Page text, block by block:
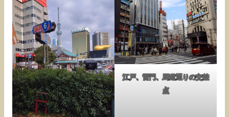
江戸、雷門、馬道通りの交差
点